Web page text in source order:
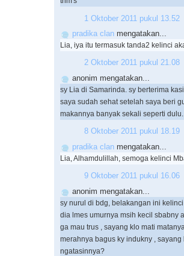
1 Oktober 2011 pukul 13.52
pradika clan mengatakan...
Lia, iya itu termasuk tanda2 kelinci
2 Oktober 2011 pukul 21.08
anonim mengatakan...
sy Lia di Samarinda. sy berterima
saya sudah sehat setelah saya beri
makannya banyak sekali seperti
8 Oktober 2011 pukul 18.19
pradika clan mengatakan...
Lia, Alhamdulillah, semoga kelinci
9 Oktober 2011 pukul 16.06
anonim mengatakan...
sy nurul di bdg, belakangan ini
dia lmes umurnya msih kecil sbabny
ga mau trus , sayang klo mati
merahnya bagus ky indukny ,
ngatasinnya?